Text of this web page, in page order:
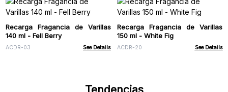
Recarga Fragancia de Varillas
140 ml - Fell Berry
ACDR-03 See Details
Recarga Fragancia de Varillas
150 ml - White Fig
ACDR-20 See Details